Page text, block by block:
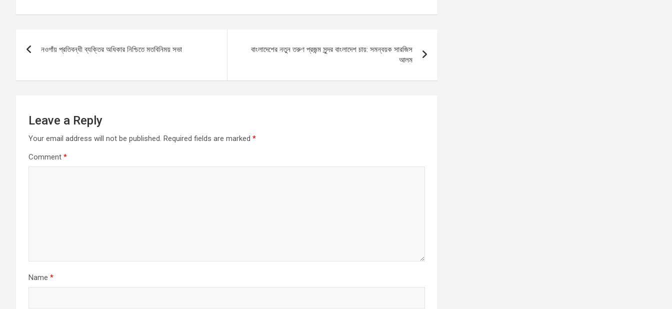
ce
o
k
ail at
A
p
se
g
ar
navigation
নওগাঁয় প্রতিবন্ধী ব্যক্তির অধিকার নিশ্চিতে মতবিনিময় সভা
বাংলাদেশের নতুন তরুণ প্রজন্ম সুন্দর বাংলাদেশ চায়: সমন্বয়ক সারজিস
আলম
Leave a Reply
Your email address will not be published. Required fields are marked *
Comment *
Name *